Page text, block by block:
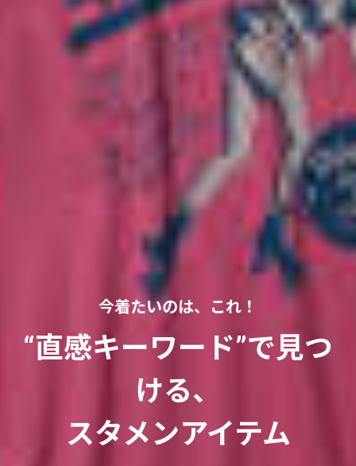
今着たいのは、これ！
“直感キーワード”で見つ
ける、
スタメンアイテム